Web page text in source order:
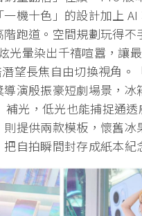
機十色」的設計加上
跑道。空間規劃玩得不
光暈染出千禧喧囂，讓
望長焦自由切換視角。
演殷振豪短劇場景，冰
補光，低光也能捕捉通
則提供兩款模板，懷舊冰
自拍瞬間封存成紙本紀